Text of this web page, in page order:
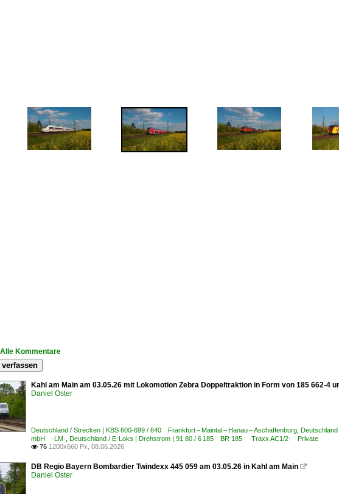
Alle Kommentare
Kahl am Main am 03.05.26 mit Lokomotion Zebra Doppeltraktion in Form von 185 662-4
Daniel Oster
Deutschland / Strecken | KBS 600-699 / 640 Frankfurt – Maintal – Hanau – Aschaffenburg
mbH ·LM· Deutschland / E-Loks | Drehstrom | 91 80 / 6 185 BR 185 ·Traxx AC1/2· Private
 76 1200x660 Px, 08.06.2026
DB Regio Bayern Bombardier Twindexx 445 059 am 03.05.26 in Kahl am Main 
Daniel Oster